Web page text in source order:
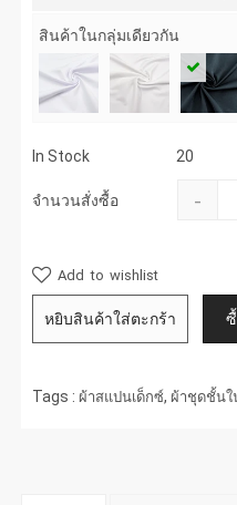
สินค้าในกลุ่มเดียวกัน
In Stock 20
จำนวนสั่งซื้อ -
Add to wishlist
Tags :ผ้าสแปนเด็กซ์,ผ้าชุดชั้นใ